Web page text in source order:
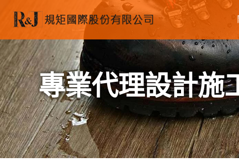
專業代理設計施